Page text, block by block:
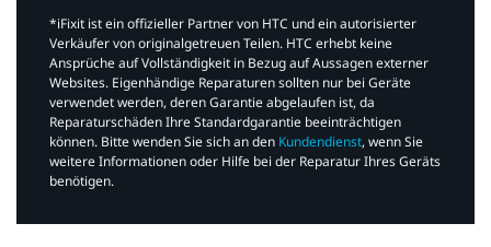
*iFixit ist ein offizieller Partner von HTC und ein autorisierter
Verkäufer von originalgetreuen Teilen. HTC erhebt keine
Ansprüche auf Vollständigkeit in Bezug auf Aussagen externer
Websites. Eigenhändige Reparaturen sollten nur bei Geräte
verwendet werden, deren Garantie abgelaufen ist, da
Reparaturschäden Ihre Standardgarantie beeinträchtigen
können. Bitte wenden Sie sich an den Kundendienst, wenn Sie
weitere Informationen oder Hilfe bei der Reparatur Ihres Geräts
benötigen.​